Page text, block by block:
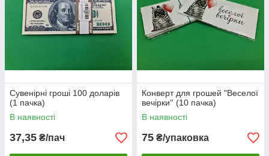
Сувенірні гроші 100 доларів
(1 пачка)
В наявності
37,35 ₴/пач
Конверт для грошей "Веселої
вечірки'' (10 пачка)
В наявності
75 ₴/упаковка